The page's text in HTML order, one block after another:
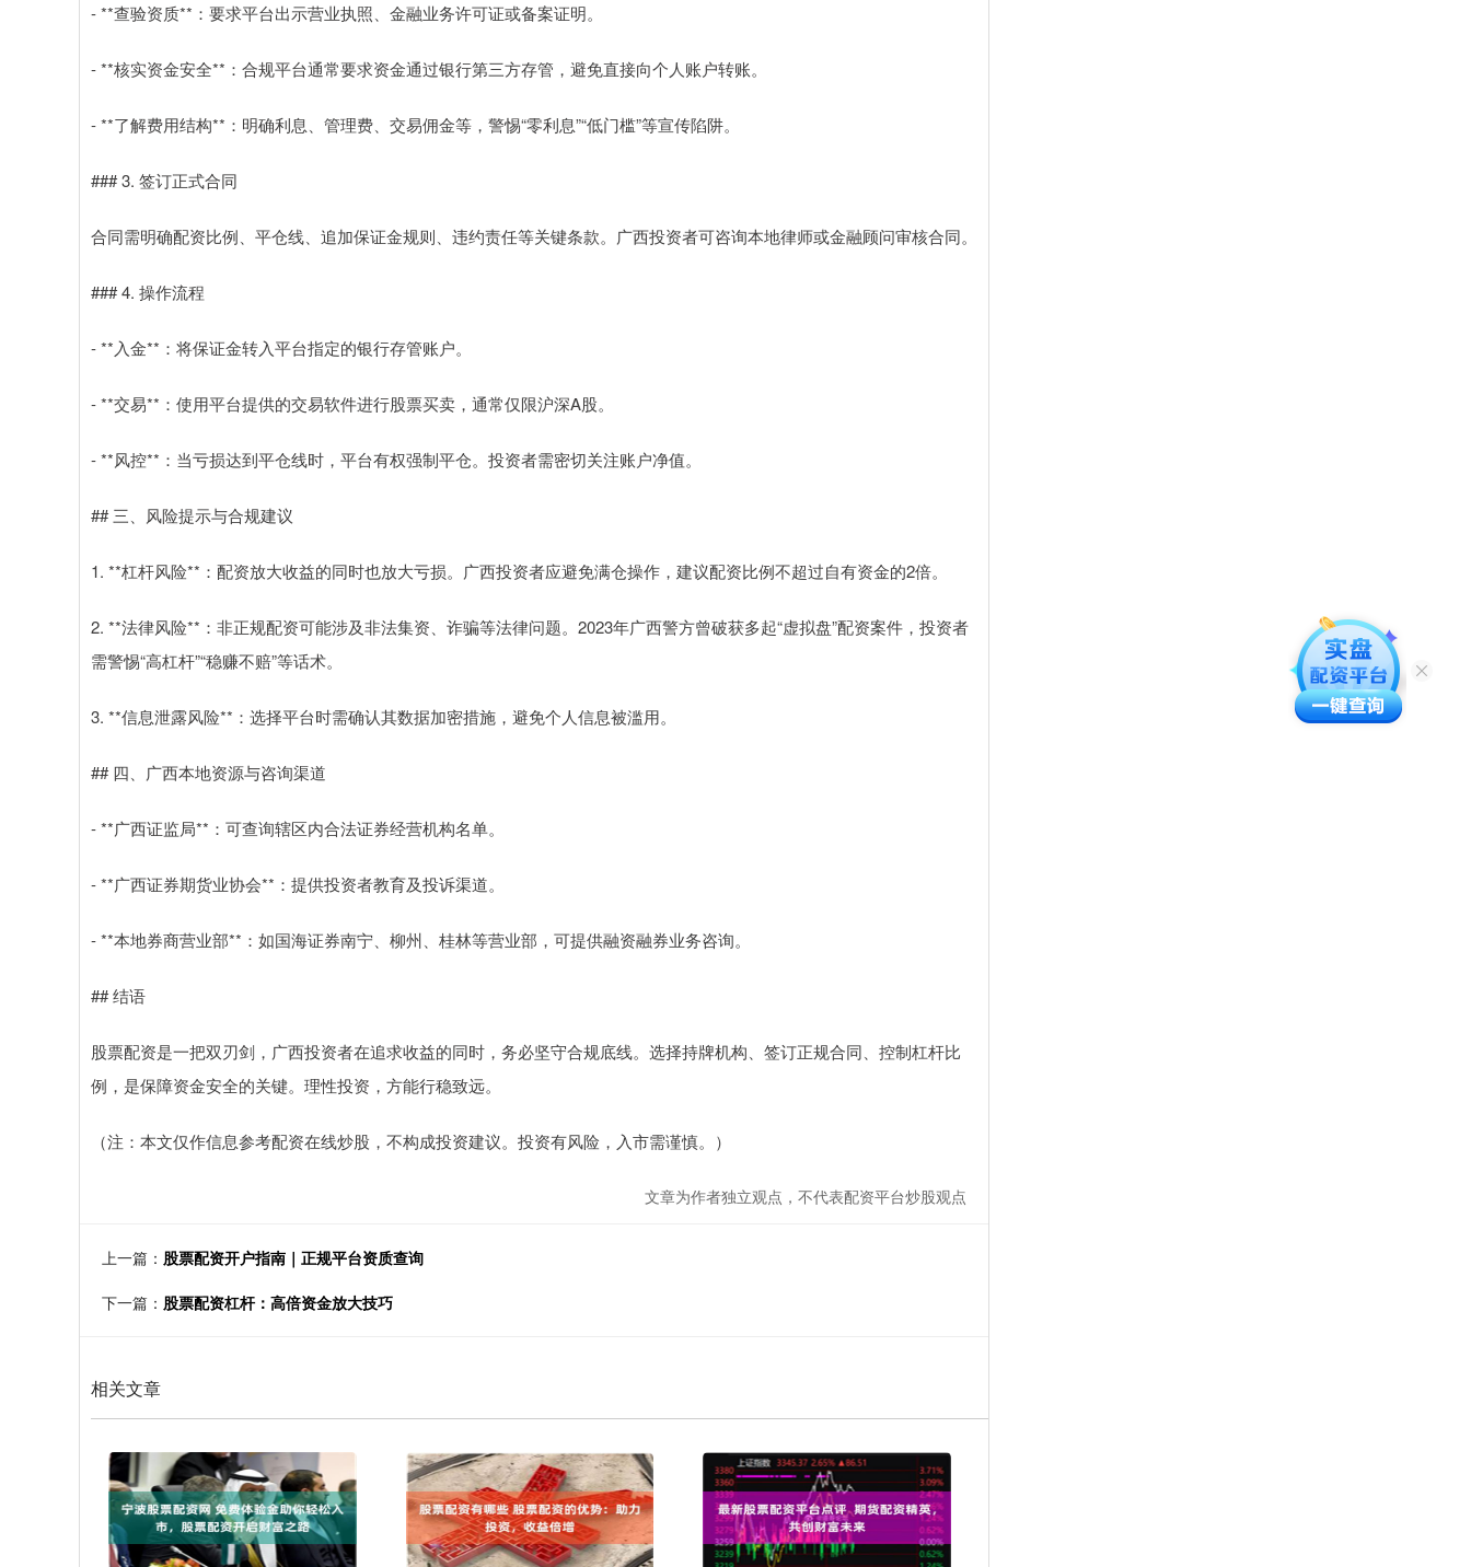
- **查验资质**：要求平台出示营业执照、金融业务许可证或备案证明。
- **核实资金安全**：合规平台通常要求资金通过银行第三方存管，避免直接向个人账户转账。
- **了解费用结构**：明确利息、管理费、交易佣金等，警惕“零利息”“低门槛”等宣传陷阱。
### 3. 签订正式合同
合同需明确配资比例、平仓线、追加保证金规则、违约责任等关键条款。广西投资者可咨询本地律师或金融顾问审核合同。
### 4. 操作流程
- **入金**：将保证金转入平台指定的银行存管账户。
- **交易**：使用平台提供的交易软件进行股票买卖，通常仅限沪深A股。
- **风控**：当亏损达到平仓线时，平台有权强制平仓。投资者需密切关注账户净值。
## 三、风险提示与合规建议
1. **杠杆风险**：配资放大收益的同时也放大亏损。广西投资者应避免满仓操作，建议配资比例不超过自有资金的2倍。
2. **法律风险**：非正规配资可能涉及非法集资、诈骗等法律问题。2023年广西警方曾破获多起“虚拟盘”配资案件，投资者
需警惕“高杠杆”“稳赚不赔”等话术。
3. **信息泄露风险**：选择平台时需确认其数据加密措施，避免个人信息被滥用。
## 四、广西本地资源与咨询渠道
- **广西证监局**：可查询辖区内合法证券经营机构名单。
- **广西证券期货业协会**：提供投资者教育及投诉渠道。
- **本地券商营业部**：如国海证券南宁、柳州、桂林等营业部，可提供融资融券业务咨询。
## 结语
股票配资是一把双刃剑，广西投资者在追求收益的同时，务必坚守合规底线。选择持牌机构、签订正规合同、控制杠杆比
例，是保障资金安全的关键。理性投资，方能行稳致远。
（注：本文仅作信息参考配资在线炒股，不构成投资建议。投资有风险，入市需谨慎。）
文章为作者独立观点，不代表配资平台炒股观点
上一篇： 股票配资开户指南｜正规平台资质查询
下一篇： 股票配资杠杆：高倍资金放大技巧
相关文章